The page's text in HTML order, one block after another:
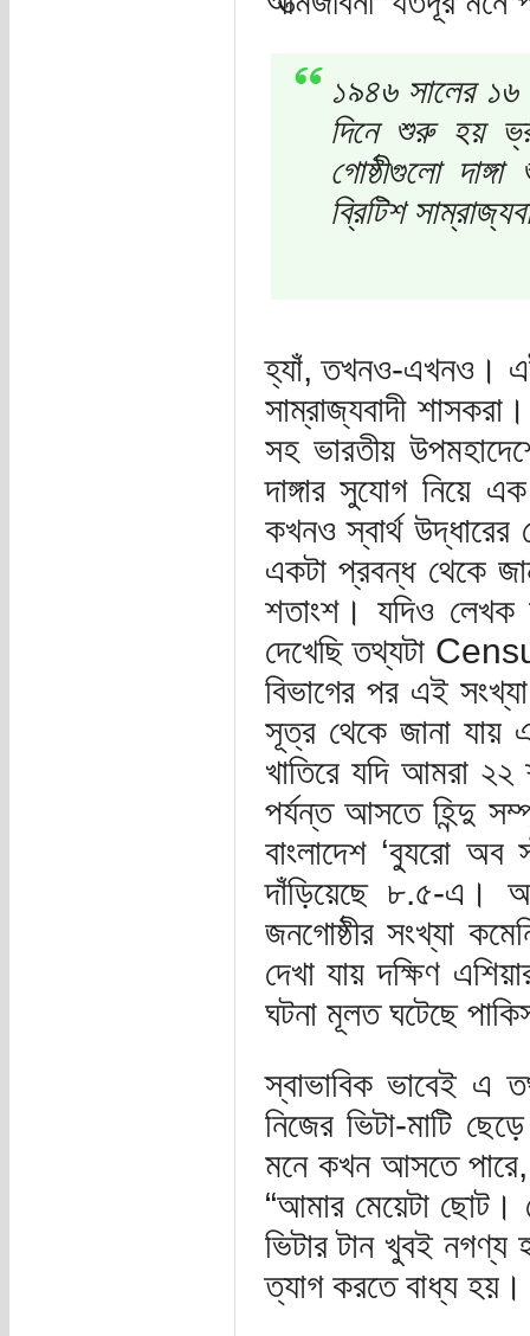
১৯৪৬ সালের
দিনে শুরু হয়
গোষ্ঠীগুলো
ব্রিটিশ
হ্যাঁ, তখনও-এখনও। এই
সাম্রাজ্যবাদী
সহ ভারতীয়
দাঙ্গার সুযোগ নিয়ে
কখনও স্বার্থ উদ্ধারের
একটা প্রবন্ধ থেকে
শতাংশ। যদিও
দেখেছি তথ্যটা
বিভাগের পর এই
সূত্র থেকে জানা যায়
খাতিরে যদি আমরা
পর্যন্ত আসতে হিন্দু
বাংলাদেশ ‘ব্যুরো অব
দাঁড়িয়েছে ৮.৫-এ।
জনগোষ্ঠীর সংখ্যা
দেখা যায় দক্ষিণ
ঘটনা মূলত ঘটেছে
স্বাভাবিক ভাবেই এ
নিজের ভিটা-মাটি
মনে কখন আসতে
“আমার মেয়েটা
ভিটার টান খুবই নগণ্য
ত্যাগ করতে বাধ্য হয়।